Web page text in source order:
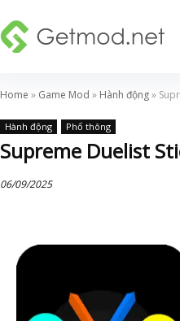
Home » Game Mod » Hành động»
Hành động Phổ thông
Supreme Duelist
06/09/2025